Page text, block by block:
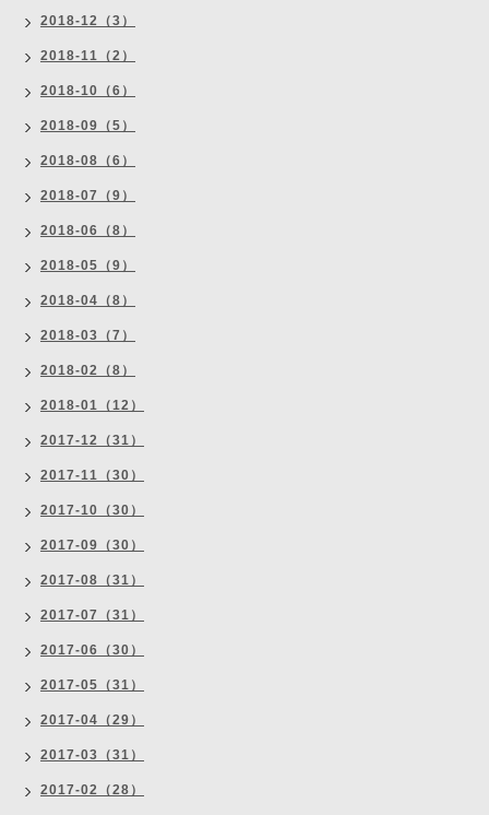
2018-12（3）
2018-11（2）
2018-10（6）
2018-09（5）
2018-08（6）
2018-07（9）
2018-06（8）
2018-05（9）
2018-04（8）
2018-03（7）
2018-02（8）
2018-01（12）
2017-12（31）
2017-11（30）
2017-10（30）
2017-09（30）
2017-08（31）
2017-07（31）
2017-06（30）
2017-05（31）
2017-04（29）
2017-03（31）
2017-02（28）